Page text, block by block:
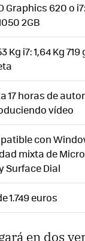
Graphics 620 o
2GB
Kg i7: 1,64 Kg
17 horas de
vídeo
con
mixta de
Surface Dial
1.749 euros
en dos